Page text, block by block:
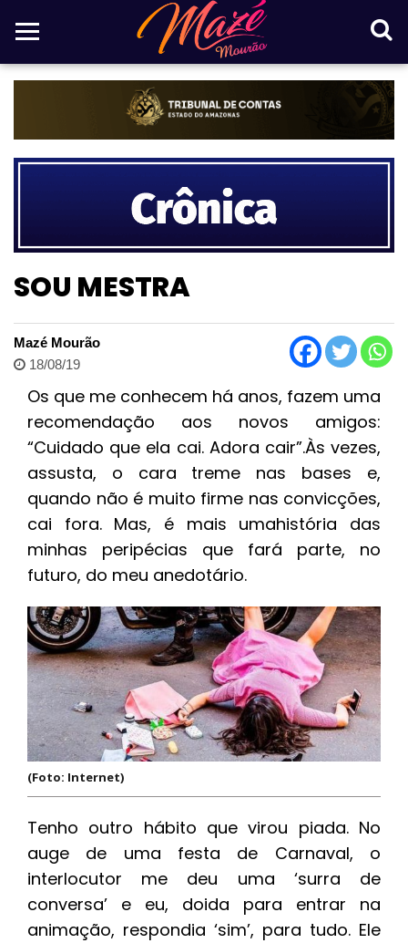
SOU MESTRA
Mazé Mourão
18/08/19
Os que me conhecem há anos, fazem uma
recomendação aos novos amigos:
“Cuidado que ela cai. Adora cair”.Às vezes,
assusta, o cara treme nas bases e,
quando não é muito firme nas convicções,
cai fora. Mas, é mais umahistória das
minhas peripécias que fará parte, no
futuro, do meu anedotário.
(Foto: Internet)
Tenho outro hábito que virou piada. No
auge de uma festa de Carnaval, o
interlocutor me deu uma ‘surra de
conversa’ e eu, doida para entrar na
animação, respondia ‘sim’, para tudo. Ele